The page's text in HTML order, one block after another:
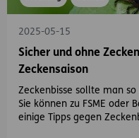
2025-05-15
Sicher und ohne
Zeckensaison
Zeckenbisse sollte man
Sie können zu FSME oder
einige Tipps gegen